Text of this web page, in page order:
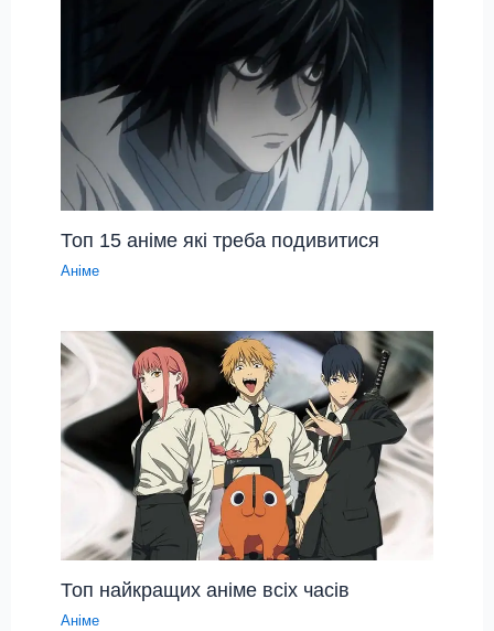
Топ 15 аніме які треба подивитися
Аніме
Топ найкращих аніме всіх часів
Аніме